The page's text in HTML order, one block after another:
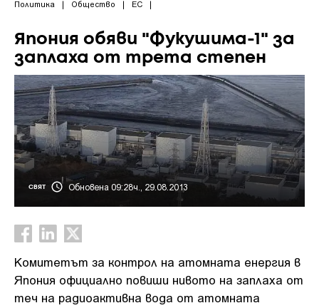
Политика | Общество | ЕС |
Япония обяви "Фукушима-1" за
заплаха от трета степен
СВЯТ Обновена 09:28ч., 29.08.2013
Комитетът за контрол на атомната енергия в
Япония официално повиши нивото на заплаха от
теч на радиоактивна вода от атомната